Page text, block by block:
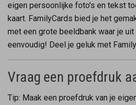
eigen persoonlijke foto's en tekst
kaart. FamilyCards bied je het
met een grote beeldbank waar je
eenvoudig! Deel je geluk met
Vraag een proefdruk
Tip: Maak een proefdruk van je